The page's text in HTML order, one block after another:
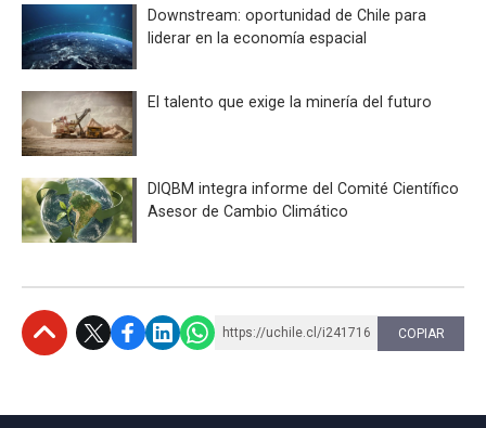
Downstream: oportunidad de Chile para
liderar en la economía espacial
El talento que exige la minería del futuro
DIQBM integra informe del Comité Científico
Asesor de Cambio Climático
https://uchile.cl/i241716 COPIAR